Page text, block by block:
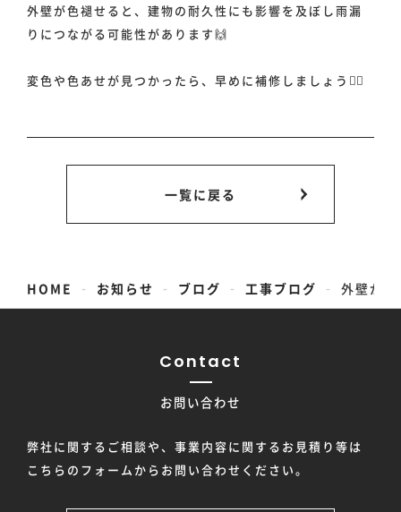
外壁が色褪せると、建物の耐久性にも影響を及ぼし雨漏
りにつながる可能性があります🙌
変色や色あせが見つかったら、早めに補修しましょう🙆‍♂️
一覧に戻る
HOME - お知らせ - ブログ - 工事ブログ - 外壁が
Contact
お問い合わせ
弊社に関するご相談や、事業内容に関するお見積り等は
こちらのフォームからお問い合わせください。
お問い合わせ